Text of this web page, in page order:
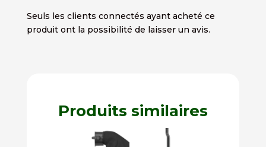
Seuls les clients connectés ayant acheté ce
produit ont la possibilité de laisser un avis.
Produits similaires